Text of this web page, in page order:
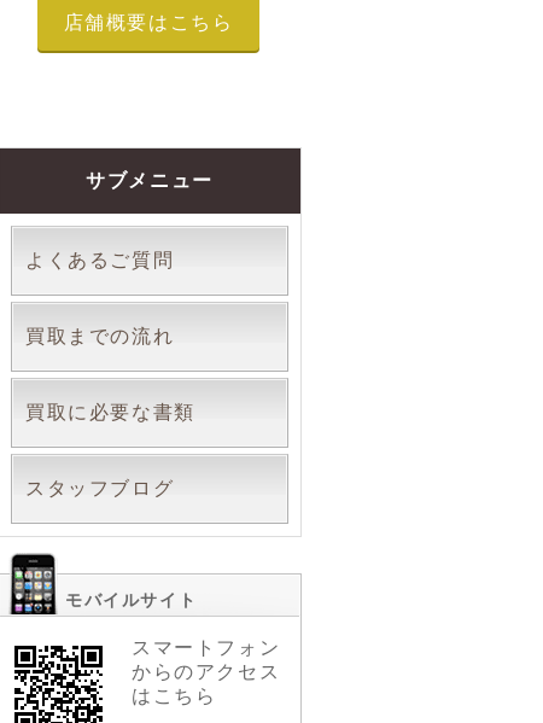
店舗概要はこちら
サブメニュー
よくあるご質問
買取までの流れ
買取に必要な書類
スタッフブログ
モバイルサイト
スマートフォン
からのアクセス
はこちら